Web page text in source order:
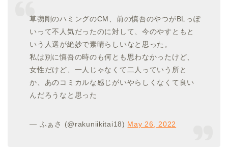
草彅剛のハミングのCM、前の慎吾のやつがBLっぽ
いって不人気だったのに対して、今のやすともと
いう人選が絶妙で素晴らしいなと思った。
私は別に慎吾の時のも何とも思わなかったけど、
女性だけど、一人じゃなくて二人っていう所と
か、あのコミカルな感じがいやらしくなくて良い
んだろうなと思った
— ふぁさ (@rakuniikitai18) May 26, 2022